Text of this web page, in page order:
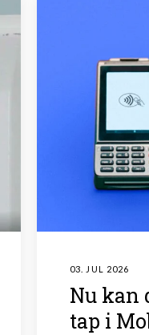
03. JUL 2026
Nu kan
tap i